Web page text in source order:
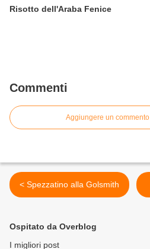
Risotto dell'Araba Fenice
Commenti
Aggiungere un commento
< Spezzatino alla Golsmith
Ospitato da Overblog
I migliori post